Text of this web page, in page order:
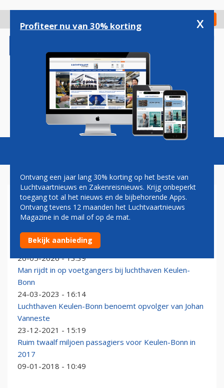
gaan
Check in
Magazine Podcasts Vacatures
KEULEN-BONN AIRPORT
Wizz Air biedt twee nieuwe verbindingen aan vanaf
Keulen/Bonn
26-05-2026 - 13:39
Man rijdt in op voetgangers bij luchthaven Keulen-
Bonn
24-03-2023 - 16:14
Luchthaven Keulen-Bonn benoemt opvolger van Johan
Vanneste
23-12-2021 - 15:19
Ruim twaalf miljoen passagiers voor Keulen-Bonn in
2017
09-01-2018 - 10:49
Profiteer nu van 30% korting x
Ontvang een jaar lang 30% korting op het beste van
Luchtvaartnieuws en Zakenreisnieuws. Krijg onbeperkt
toegang tot al het nieuws en de bijbehorende Apps.
Ontvang tevens 12 maanden het Luchtvaartnieuws
Magazine in de mail of op de mat.
Bekijk aanbieding